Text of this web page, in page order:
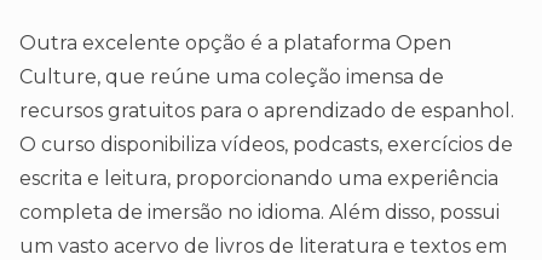
Outra excelente opção é a plataforma Open
Culture, que reúne uma coleção imensa de
recursos gratuitos para o aprendizado de espanhol.
O curso disponibiliza vídeos, podcasts, exercícios de
escrita e leitura, proporcionando uma experiência
completa de imersão no idioma. Além disso, possui
um vasto acervo de livros de literatura e textos em